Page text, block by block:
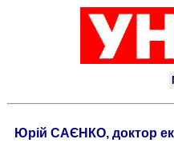
Юрій САЄНКО, доктор